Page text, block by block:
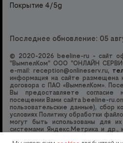
Покрытие 4/5g
Последнее обновление: 05
© 2020-2026 beeline-ru - сайт
"ВымпелКом" ООО "ОНЛАЙН
e-mail:reception@onlineserv.ru,
информация на сайте размещена
договора с ПАО «ВымпелКом».
Вы предоставляете
посещении Вами сайта beeline-
пользовательские данные), сбор
условиях Политику обработки
могут быть использованы для
системами Яндекс.Метрика и др.,